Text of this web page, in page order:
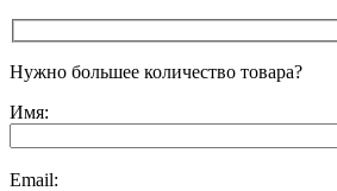
Нужно большее количество товара?
Имя:
Email: